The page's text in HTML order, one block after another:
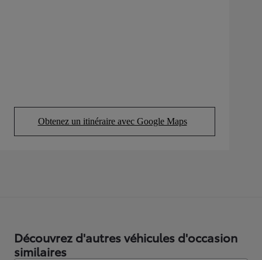
Obtenez un itinéraire avec Google Maps
(Opens in new tab)
Découvrez d'autres véhicules d'occasion
similaires